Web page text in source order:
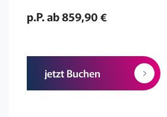
p.P. ab 859,90 €
jetzt Buchen